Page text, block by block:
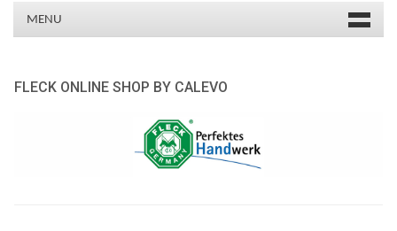
MENU
FLECK ONLINE SHOP BY CALEVO